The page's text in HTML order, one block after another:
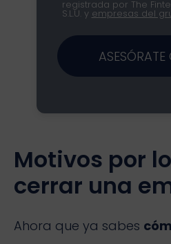
registrada por The
S.L.U. y empresas del
ASESÓRATE
Motivos por
cerrar una
Ahora que ya sabes